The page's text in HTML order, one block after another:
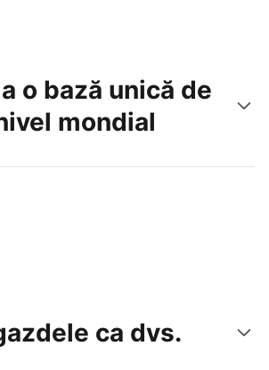
o bază unică de
mondial
astăzi
ca dvs.